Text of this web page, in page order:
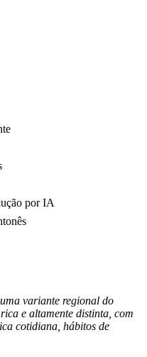
por IA
variante regional do
e altamente distinta, com
cotidiana, hábitos de